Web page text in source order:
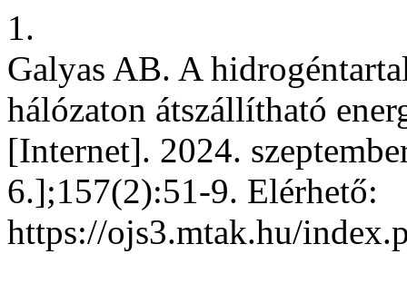
1.
Galyas AB. A
hálózaton átszállítható
[Internet]. 2024.
6.];157(2):51-9. Elérhető:
https://ojs3.mtak.hu/